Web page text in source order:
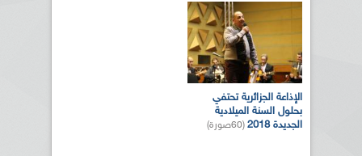
الإذاعة الجزائرية تحتفي
بحلول السنة الميلادية
الجديدة 2018
(60صورة)